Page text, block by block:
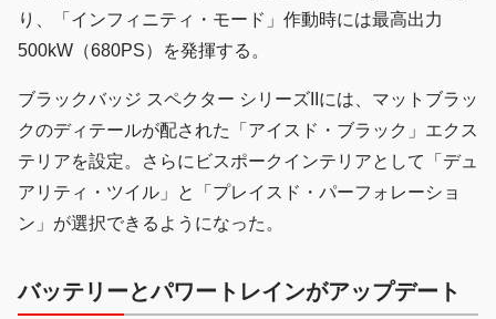
り、「インフィニティ・モード」作動時には最高出力
500kW（680PS）を発揮する。
ブラックバッジ スペクター シリーズIIには、マットブラッ
クのディテールが配された「アイスド・ブラック」エクス
テリアを設定。さらにビスポークインテリアとして「デュ
アリティ・ツイル」と「プレイスド・パーフォレーショ
ン」が選択できるようになった。
バッテリーとパワートレインがアップデート